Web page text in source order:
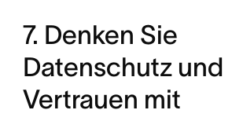
7. Denken Sie
Datenschutz und
Vertrauen mit